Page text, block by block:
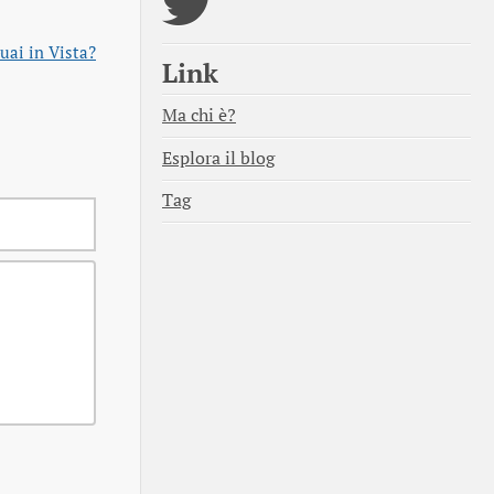
in Vista?
Link
Ma chi è?
Esplora il blog
Tag